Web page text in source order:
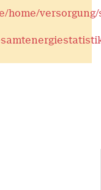
home/